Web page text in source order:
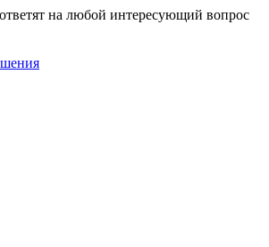
на любой интересующий вопрос